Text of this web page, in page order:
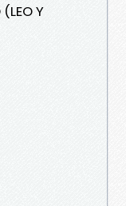
(LEO Y